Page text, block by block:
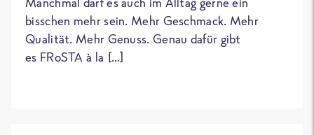
bisschen mehr sein. Mehr Geschmack. Mehr
Qualität. Mehr Genuss. Genau dafür gibt
es FRoSTA à la […]